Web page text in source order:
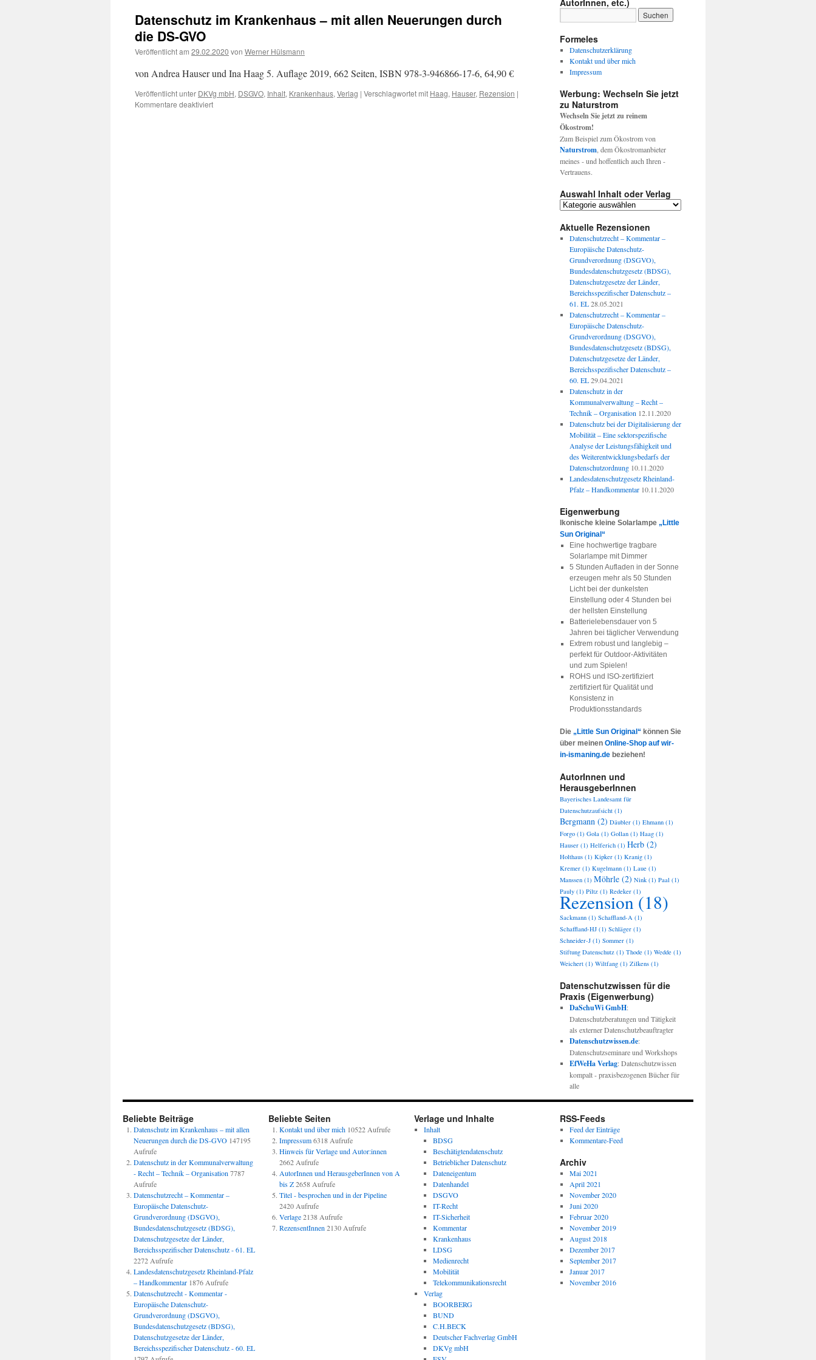
Datenschutz im Krankenhaus – mit allen Neuerungen durch
die DS-GVO
Veröffentlicht am 29.02.2020 von Werner Hülsmann
von Andrea Hauser und Ina Haag 5. Auflage 2019, 662 Seiten, ISBN 978-3-946866-17-6, 64,90 €
Veröffentlicht unter DKVg mbH, DSGVO, Inhalt, Krankenhaus, Verlag | Verschlagwortet mit Haag, Hauser, Rezension |
Kommentare deaktiviertfür
AutorInnen, etc.)
Formeles
Datenschutzerklärung
Kontakt und über mich
Impressum
Werbung: Wechseln Sie jetzt
zu Naturstrom
Wechseln Sie jetzt zu reinem
Ökostrom!
Zum Beispiel zum Ökostrom von
Naturstrom , dem Ökostromanbieter
meines - und hoffentlich auch Ihren -
Vertrauens.
Auswahl Inhalt oder Verlag
Auswahl
oder
Verlag
Aktuelle Rezensionen
Datenschutzrecht – Kommentar –
Europäische Datenschutz-
Grundverordnung (DSGVO),
Bundesdatenschutzgesetz (BDSG),
Datenschutzgesetze der Länder,
Bereichsspezifischer Datenschutz –
61. EL 28.05.2021
Datenschutzrecht – Kommentar –
Europäische Datenschutz-
Grundverordnung (DSGVO),
Bundesdatenschutzgesetz (BDSG),
Datenschutzgesetze der Länder,
Bereichsspezifischer Datenschutz –
60. EL 29.04.2021
Datenschutz in der
Kommunalverwaltung – Recht –
Technik – Organisation 12.11.2020
Datenschutz bei der Digitalisierung der
Mobilität – Eine sektorspezifische
Analyse der Leistungsfähigkeit und
des Weiterentwicklungsbedarfs der
Datenschutzordnung 10.11.2020
Landesdatenschutzgesetz Rheinland-
Pfalz – Handkommentar 10.11.2020
Eigenwerbung
Ikonische kleine Solarlampe „Little
Sun Original“
Eine hochwertige tragbare
Solarlampe mit Dimmer
5 Stunden Aufladen in der Sonne
erzeugen mehr als 50 Stunden
Licht bei der dunkelsten
Einstellung oder 4 Stunden bei
der hellsten Einstellung
Batterielebensdauer von 5
Jahren bei täglicher Verwendung
Extrem robust und langlebig –
perfekt für Outdoor-Aktivitäten
und zum Spielen!
ROHS und ISO-zertifiziert
zertifiziert für Qualität und
Konsistenz in
Produktionsstandards
Die „Little Sun Original“ können Sie
über meinen Online-Shop auf wir-
in-ismaning.de beziehen!
AutorInnen und
HerausgeberInnen
Bayerisches Landesamt für
Datenschutzaufsicht (1)
Bergmann (2) Däubler (1) Ehmann (1)
Forgo (1) Gola (1) Gollan (1) Haag (1)
Hauser (1) Helferich (1) Herb (2)
Holthaus (1) Kipker (1) Kranig (1)
Kremer (1) Kugelmann (1) Laue (1)
Manssen (1) Möhrle (2) Nink (1) Paal (1)
Pauly (1) Piltz (1) Redeker (1)
Rezension(18)
Sackmann (1) Schaffland-A (1)
Schaffland-HJ (1) Schläger (1)
Schneider-J (1) Sommer (1)
Stiftung Datenschutz (1) Thode (1) Wedde (1)
Weichert (1) Wiltfang (1) Zilkens (1)
Datenschutzwissen für die
Praxis (Eigenwerbung)
DaSchuWi GmbH:
Datenschutzberatungen und Tätigkeit
als externer Datenschutzbeauftragter
Datenschutzwissen.de:
Datenschutzseminare und Workshops
EfWeHa Verlag: Datenschutzwissen
kompalt - praxisbezogenen Bücher für
alle
Beliebte Beiträge
Datenschutz im Krankenhaus – mit allen
Neuerungen durch die DS-GVO 147195
Aufrufe
Datenschutz in der Kommunalverwaltung
- Recht – Technik – Organisation 7787
Aufrufe
Datenschutzrecht – Kommentar –
Europäische Datenschutz-
Grundverordnung (DSGVO),
Bundesdatenschutzgesetz (BDSG),
Datenschutzgesetze der Länder,
Bereichsspezifischer Datenschutz - 61. EL
2272 Aufrufe
Landesdatenschutzgesetz Rheinland-Pfalz
– Handkommentar 1876 Aufrufe
Datenschutzrecht - Kommentar -
Europäische Datenschutz-
Grundverordnung (DSGVO),
Bundesdatenschutzgesetz (BDSG),
Datenschutzgesetze der Länder,
Bereichsspezifischer Datenschutz - 60. EL
Beliebte Seiten
Kontakt und über mich 10522 Aufrufe
Impressum6318 Aufrufe
Hinweis für Verlage und Autor:innen
2662 Aufrufe
AutorInnen und HerausgeberInnen von A
bis Z2658 Aufrufe
Titel - besprochen und in der Pipeline
2420 Aufrufe
Verlage2138 Aufrufe
RezensentInnen 2130 Aufrufe
Verlage und Inhalte
Inhalt
BDSG
Beschätigtendatenschutz
Betrieblicher Datenschutz
Dateneigentum
Datenhandel
DSGVO
IT-Recht
IT-Sicherheit
Kommentar
Krankenhaus
LDSG
Medienrecht
Mobilität
Telekommunikationsrecht
Verlag
BOORBERG
BUND
C.H.BECK
Deutscher Fachverlag GmbH
DKVg mbH
RSS-Feeds
Feed der Einträge
Kommentare-Feed
Archiv
Mai 2021
April 2021
November 2020
Juni 2020
Februar 2020
November 2019
August 2018
Dezember 2017
September 2017
Januar 2017
November 2016